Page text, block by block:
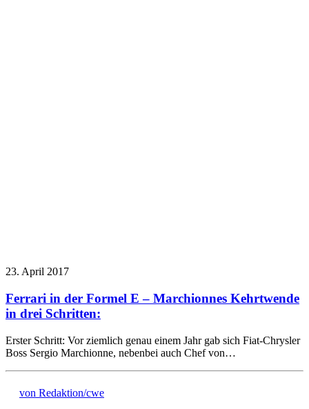
23. April 2017
Ferrari in der Formel E – Marchionnes Kehrtwende
in drei Schritten:
Erster Schritt: Vor ziemlich genau einem Jahr gab sich Fiat-Chrysler
Boss Sergio Marchionne, nebenbei auch Chef von…
von Redaktion/cwe